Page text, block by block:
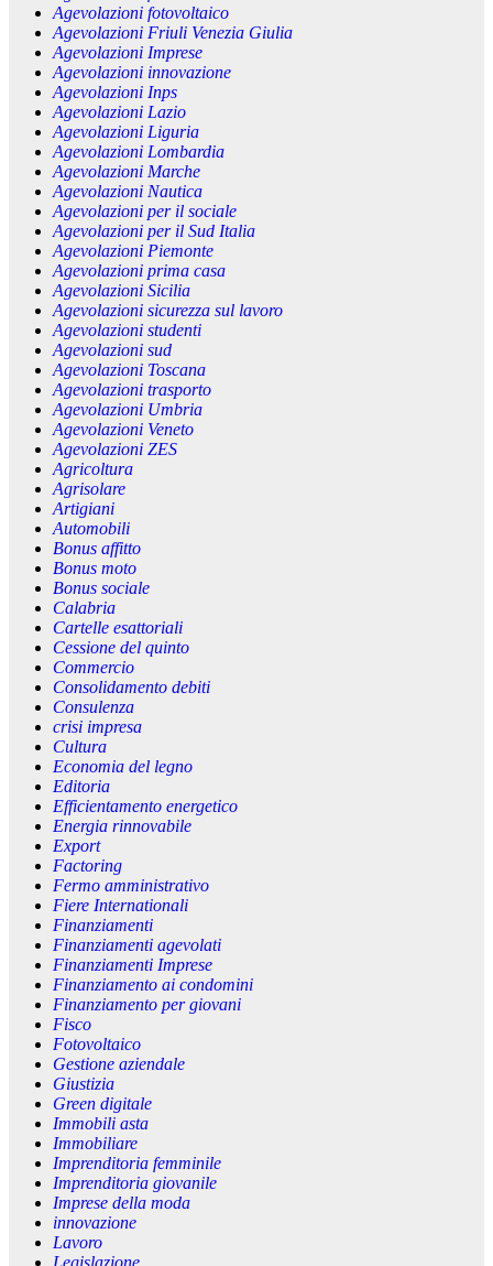
Agevolazioni fotovoltaico
Agevolazioni Friuli Venezia Giulia
Agevolazioni Imprese
Agevolazioni innovazione
Agevolazioni Inps
Agevolazioni Lazio
Agevolazioni Liguria
Agevolazioni Lombardia
Agevolazioni Marche
Agevolazioni Nautica
Agevolazioni per il sociale
Agevolazioni per il Sud Italia
Agevolazioni Piemonte
Agevolazioni prima casa
Agevolazioni Sicilia
Agevolazioni sicurezza sul lavoro
Agevolazioni studenti
Agevolazioni sud
Agevolazioni Toscana
Agevolazioni trasporto
Agevolazioni Umbria
Agevolazioni Veneto
Agevolazioni ZES
Agricoltura
Agrisolare
Artigiani
Automobili
Bonus affitto
Bonus moto
Bonus sociale
Calabria
Cartelle esattoriali
Cessione del quinto
Commercio
Consolidamento debiti
Consulenza
crisi impresa
Cultura
Economia del legno
Editoria
Efficientamento energetico
Energia rinnovabile
Export
Factoring
Fermo amministrativo
Fiere Internationali
Finanziamenti
Finanziamenti agevolati
Finanziamenti Imprese
Finanziamento ai condomini
Finanziamento per giovani
Fisco
Fotovoltaico
Gestione aziendale
Giustizia
Green digitale
Immobili asta
Immobiliare
Imprenditoria femminile
Imprenditoria giovanile
Imprese della moda
innovazione
Lavoro